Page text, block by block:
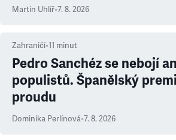
Martin Uhlíř•7. 8. 2026
Zahraničí•11 minut
Pedro Sanchéz se nebojí
populistů. Španělský
proudu
Dominika Perlínová•7. 8. 2026